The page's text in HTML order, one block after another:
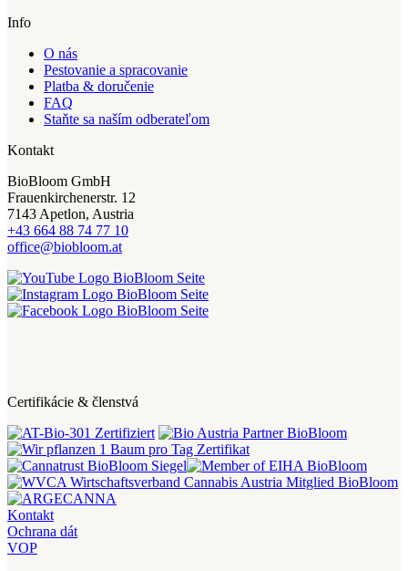
Info
O nás
Pestovanie a spracovanie
Platba & doručenie
FAQ
Staňte sa naším odberateľom
Kontakt
BioBloom GmbH
Frauenkirchenerstr. 12
7143 Apetlon, Austria
+43 664 88 74 77 10
office@biobloom.at
Certifikácie & členstvá
Kontakt
Ochrana dát
VOP